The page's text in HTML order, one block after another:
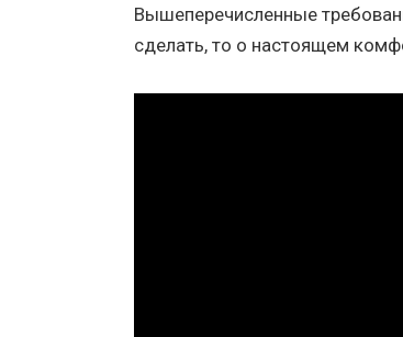
Вышеперечисленные
сделать, то о настоящем